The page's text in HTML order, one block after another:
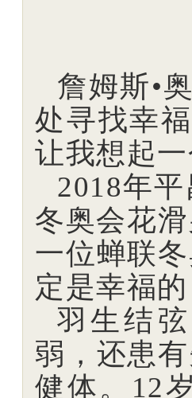
詹姆斯•
处寻找幸
让我想起一
2018年
冬奥会花
一位蝉联
定是幸福
羽生结
弱，还患
健体。12